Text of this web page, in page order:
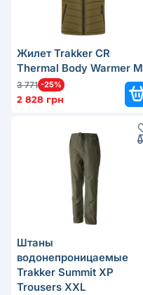
Жилет Trakker CR
Thermal Body Warmer M
3 771 -25%
2 828 грн
Штаны
водонепроницаемые
Trakker Summit XP
Trousers XXL